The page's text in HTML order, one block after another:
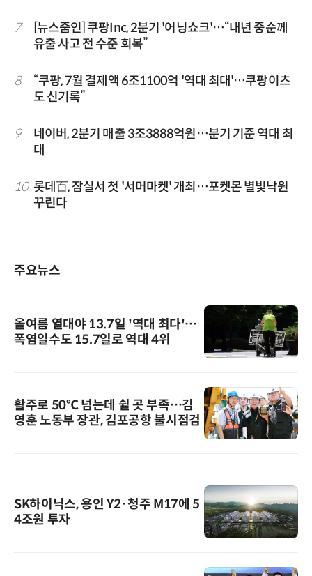
7
[뉴스줌인] 쿠팡Inc, 2분기 '어닝쇼크'…“내년 중순께
유출 사고 전 수준 회복”
8
“쿠팡, 7월 결제액 6조1100억 '역대 최대'…쿠팡이츠
도 신기록”
9
네이버, 2분기 매출 3조3888억원…분기 기준 역대 최
대
10 롯데百, 잠실서 첫 '서머마켓' 개최…포켓몬 별빛낙원
꾸린다
주요뉴스
올여름 열대야 13.7일 '역대 최다'…
폭염일수도 15.7일로 역대 4위
활주로 50℃ 넘는데 쉴 곳 부족…김
영훈 노동부 장관, 김포공항 불시점검
SK하이닉스, 용인 Y2·청주 M17에 5
4조원 투자